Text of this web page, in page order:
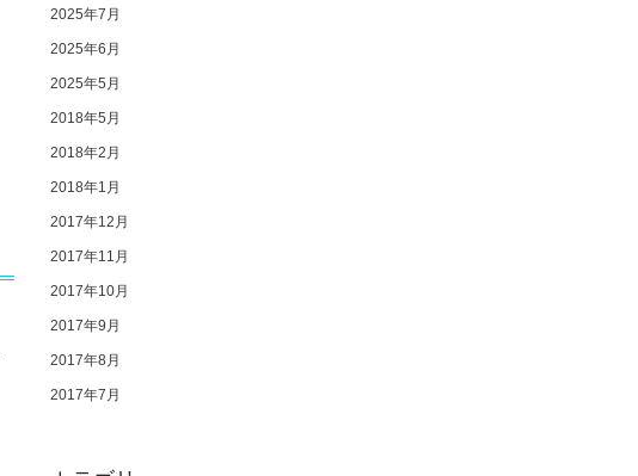
2025年7月
2025年6月
2025年5月
2018年5月
2018年2月
2018年1月
2017年12月
2017年11月
2017年10月
2017年9月
2017年8月
2017年7月